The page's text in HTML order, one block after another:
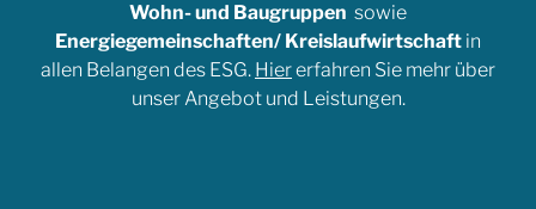
Wohn- und Baugruppen sowie
Energiegemeinschaften/ Kreislaufwirtschaft in
allen Belangen des ESG. Hiererfahren Sie mehr über
unser Angebot und Leistungen.